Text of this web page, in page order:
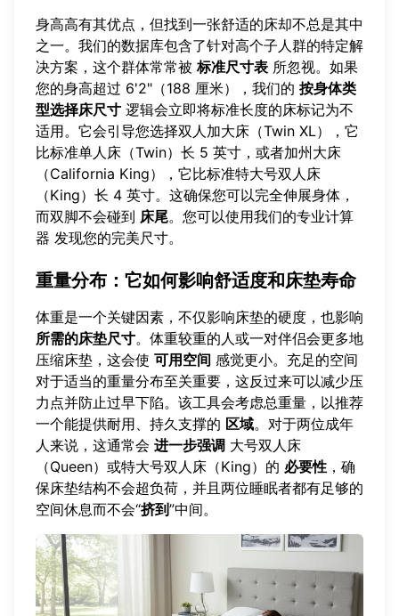
身高高有其优点，但找到一张舒适的床却不总是其中
之一。我们的数据库包含了针对高个子人群的特定解
决方案，这个群体常常被 标准尺寸表 所忽视。如果
您的身高超过 6'2"（188 厘米），我们的 按身体类
型选择床尺寸 逻辑会立即将标准长度的床标记为不
适用。它会引导您选择双人加大床（Twin XL），它
比标准单人床（Twin）长 5 英寸，或者加州大床
（California King），它比标准特大号双人床
（King）长 4 英寸。这确保您可以完全伸展身体，
而双脚不会碰到 床尾。您可以使用我们的专业计算
器 发现您的完美尺寸。
重量分布：它如何影响舒适度和床垫寿命
体重是一个关键因素，不仅影响床垫的硬度，也影响
所需的床垫尺寸。体重较重的人或一对伴侣会更多地
压缩床垫，这会使 可用空间 感觉更小。充足的空间
对于适当的重量分布至关重要，这反过来可以减少压
力点并防止过早下陷。该工具会考虑总重量，以推荐
一个能提供耐用、持久支撑的 区域。对于两位成年
人来说，这通常会 进一步强调 大号双人床
（Queen）或特大号双人床（King）的 必要性 ，确
保床垫结构不会超负荷，并且两位睡眠者都有足够的
空间休息而不会“挤到”中间。